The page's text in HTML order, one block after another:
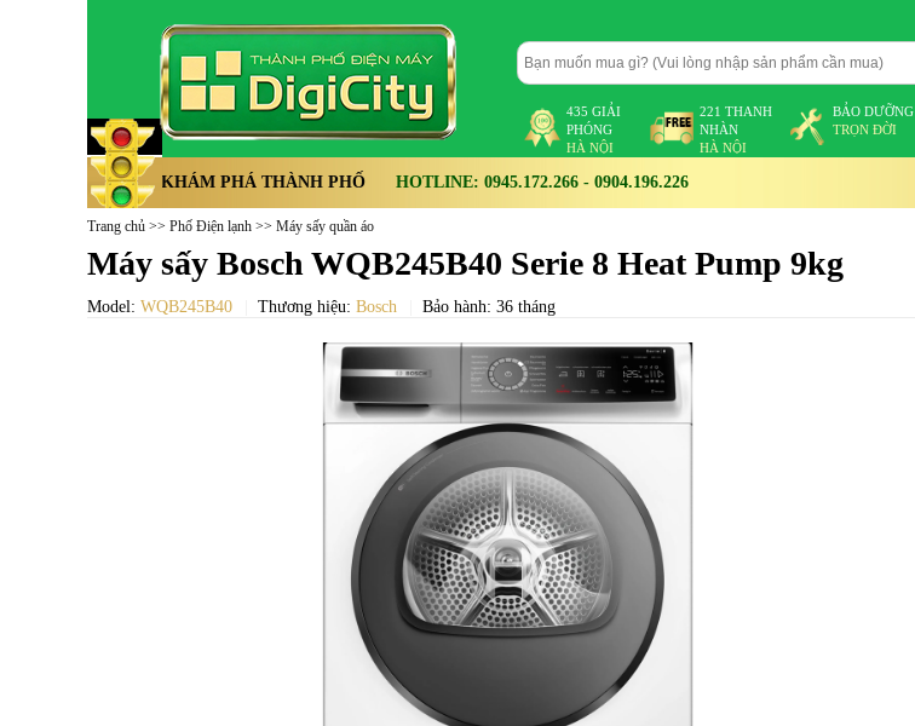
435 GIẢI
PHÓNG
HÀ NỘI
221 THANH
NHÀN
HÀ NỘI
BẢO DƯỠNG
TRỌN ĐỜI
KHÁM PHÁ THÀNH PHỐ HOTLINE: 0945.172.266 - 0904.196.226
Trang chủ >> Phố Điện lạnh >> Máy sấy quần áo
Máy sấy Bosch WQB245B40 Serie 8 Heat Pump 9kg
Model: WQB245B40 Thương hiệu: Bosch Bảo hành: 36 tháng